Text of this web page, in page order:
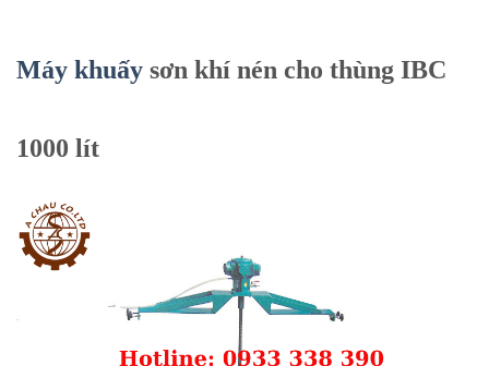
Máy khuấy sơn khí nén cho thùng IBC
1000 lít